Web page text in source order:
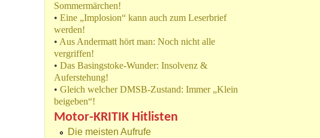
Sommermärchen!
• Eine „Implosion“ kann auch zum Leserbrief
werden!
• Aus Andermatt hört man: Noch nicht alle
vergriffen!
• Das Basingstoke-Wunder: Insolvenz &
Auferstehung!
• Gleich welcher DMSB-Zustand: Immer „Klein
beigeben“!
Motor-KRITIK Hitlisten
Die meisten Aufrufe